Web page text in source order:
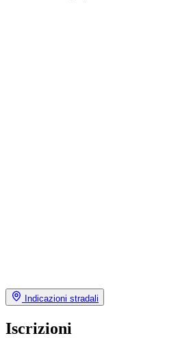
Indicazioni stradali
Iscrizioni